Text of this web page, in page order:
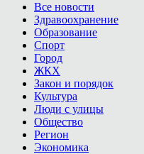
Все новости
Здравоохранение
Образование
Спорт
Город
ЖКХ
Закон и порядок
Культура
Люди с улицы
Общество
Регион
Экономика